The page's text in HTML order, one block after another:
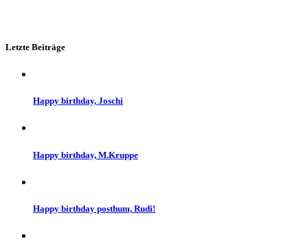
Letzte Beiträge
Happy birthday, Joschi
Happy birthday, M.Kruppe
Happy birthday posthum, Rudi!